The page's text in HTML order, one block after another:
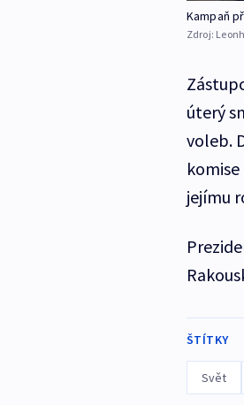
Kampaň
Zdroj:
úterý
voleb.
jejímu
ŠTÍTKY
Svět